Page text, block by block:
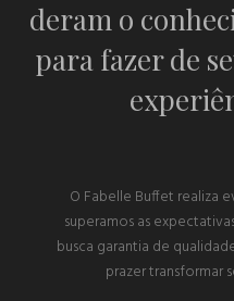
deram o
para fazer de
O Fabelle Buffet realiza
superamos as
busca garantia de
prazer transformar